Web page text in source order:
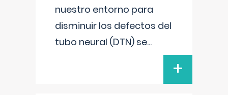
nuestro entorno para
disminuir los defectos del
tubo neural (DTN) se...
+